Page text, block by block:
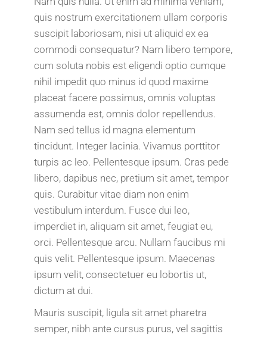
quis nostrum exercitationem ullam corporis
suscipit laboriosam, nisi ut aliquid ex ea
commodi consequatur? Nam libero tempore,
cum soluta nobis est eligendi optio cumque
nihil impedit quo minus id quod maxime
placeat facere possimus, omnis voluptas
assumenda est, omnis dolor repellendus.
Nam sed tellus id magna elementum
tincidunt. Integer lacinia. Vivamus porttitor
turpis ac leo. Pellentesque ipsum. Cras pede
libero, dapibus nec, pretium sit amet, tempor
quis. Curabitur vitae diam non enim
vestibulum interdum. Fusce dui leo,
imperdiet in, aliquam sit amet, feugiat eu,
orci. Pellentesque arcu. Nullam faucibus mi
quis velit. Pellentesque ipsum. Maecenas
ipsum velit, consectetuer eu lobortis ut,
dictum at dui.
Mauris suscipit, ligula sit amet pharetra
semper, nibh ante cursus purus, vel sagittis